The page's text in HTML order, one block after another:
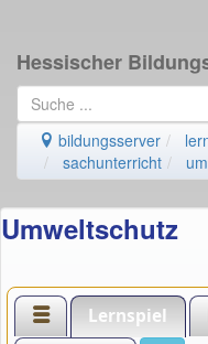
Hessischer
bildungsserver
sachunterricht
Umweltschutz
Lernspiel